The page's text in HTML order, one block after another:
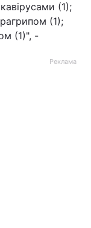
(1);
(1);
(1)", -
Реклама